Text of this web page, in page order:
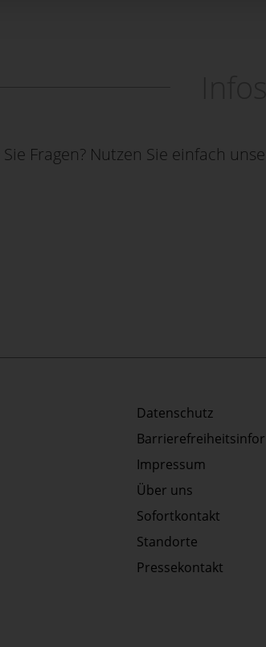
Fragen? Nutzen Sie einfach
Datenschutz
Impressum
Über uns
Sofortkontakt
Standorte
Pressekontakt